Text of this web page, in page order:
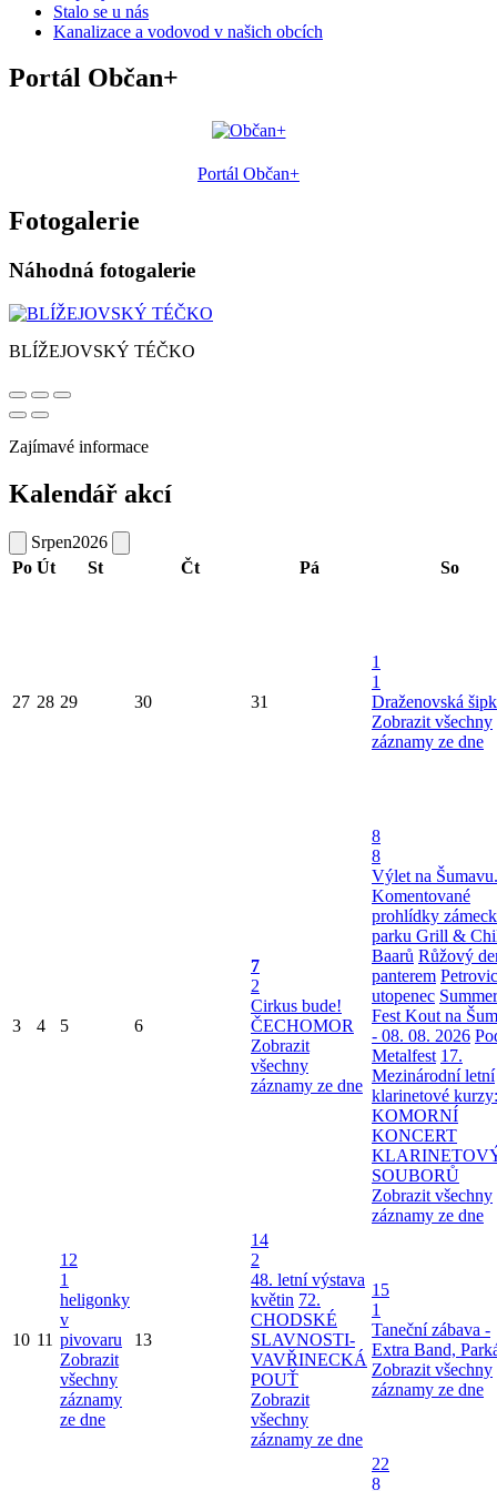
Stalo se u nás
Kanalizace a vodovod v našich obcích
Portál Občan+
Portál Občan+
Fotogalerie
Náhodná fotogalerie
BLÍŽEJOVSKÝ TÉČKO
Zajímavé informace
Kalendář akcí
Srpen2026
Po Út St Čt Pá So
27 28 29 30 31
1
1
Draženovská
Zobrazit všechny
záznamy ze dne
3 4 5 6
7
2
Cirkus bude!
ČECHOMOR
Zobrazit
všechny
záznamy ze dne
8
8
Výlet na Šumavu.
Komentované
prohlídky
parku Grill &
Baarů Růžový
panterem
utopenec Summer
Fest Kout na
- 08. 08. 2026
Metalfest 17.
Mezinárodní letní
klarinetové kurzy:
KOMORNÍ
KONCERT
SOUBORŮ
Zobrazit všechny
záznamy ze dne
10 11
12
1
heligonky
v
pivovaru
Zobrazit
všechny
záznamy
ze dne
13
14
2
48. letní výstava
květin 72.
CHODSKÉ
SLAVNOSTI-
VAVŘINECKÁ
POUŤ
Zobrazit
všechny
záznamy ze dne
15
1
Taneční zábava -
Extra Band,
Zobrazit všechny
záznamy ze dne
22
8